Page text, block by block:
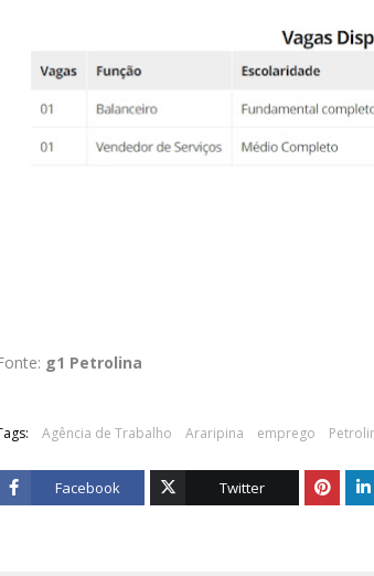
g1 Petrolina
Agência de Trabalho Araripina emprego
Facebook Twitter